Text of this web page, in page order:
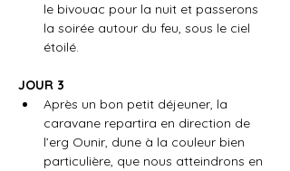
le bivouac pour la nuit et passerons
la soirée autour du feu, sous le ciel
étoilé.
JOUR 3​
Après un bon petit déjeuner, la
caravane repartira en direction de
l’erg Ounir, dune à la couleur bien
particulière, que nous atteindrons en